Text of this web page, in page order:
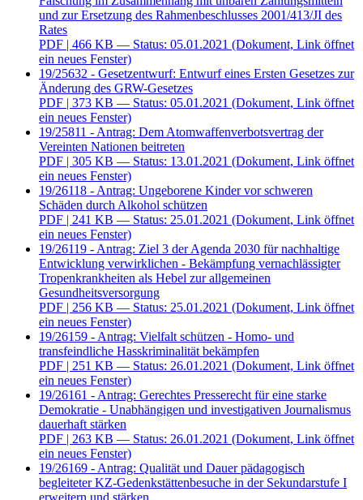
und zur Ersetzung des Rahmenbeschlusses 2001/413/JI des
Rates
PDF | 466 KB — Status: 05.01.2021 (Dokument, Link öffnet
ein neues Fenster)
19/25632 - Gesetzentwurf: Entwurf eines Ersten Gesetzes zur
Änderung des GRW-Gesetzes
PDF | 373 KB — Status: 05.01.2021 (Dokument, Link öffnet
ein neues Fenster)
19/25811 - Antrag: Dem Atomwaffenverbotsvertrag der
Vereinten Nationen beitreten
PDF | 305 KB — Status: 13.01.2021 (Dokument, Link öffnet
ein neues Fenster)
19/26118 - Antrag: Ungeborene Kinder vor schweren
Schäden durch Alkohol schützen
PDF | 241 KB — Status: 25.01.2021 (Dokument, Link öffnet
ein neues Fenster)
19/26119 - Antrag: Ziel 3 der Agenda 2030 für nachhaltige
Entwicklung verwirklichen - Bekämpfung vernachlässigter
Tropenkrankheiten als Hebel zur allgemeinen
Gesundheitsversorgung
PDF | 256 KB — Status: 25.01.2021 (Dokument, Link öffnet
ein neues Fenster)
19/26159 - Antrag: Vielfalt schützen - Homo- und
transfeindliche Hasskriminalität bekämpfen
PDF | 251 KB — Status: 26.01.2021 (Dokument, Link öffnet
ein neues Fenster)
19/26161 - Antrag: Gerechtes Presserecht für eine starke
Demokratie - Unabhängigen und investigativen Journalismus
dauerhaft stärken
PDF | 263 KB — Status: 26.01.2021 (Dokument, Link öffnet
ein neues Fenster)
19/26169 - Antrag: Qualität und Dauer pädagogisch
begleiteter KZ-Gedenkstättenbesuche in der Sekundarstufe I